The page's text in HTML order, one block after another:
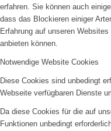
erfahren. Sie können auch
dass das Blockieren einiger
Erfahrung auf unseren
anbieten können.
Notwendige Website Cookies
Diese Cookies sind unbedingt
Webseite verfügbaren Dienste
Da diese Cookies für die auf
Funktionen unbedingt